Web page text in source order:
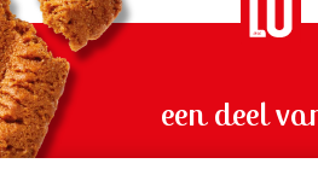
een deel